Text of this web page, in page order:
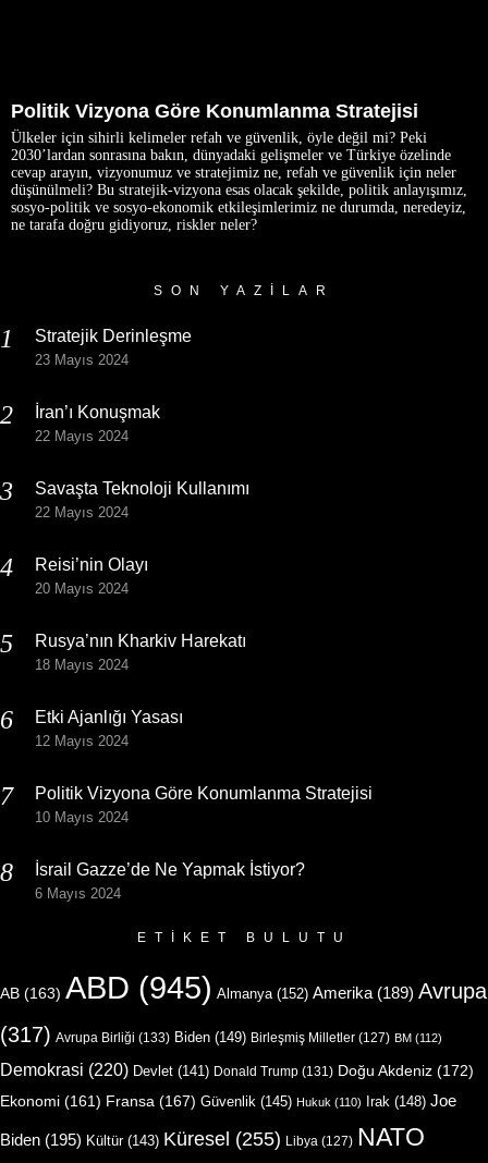
Politik Vizyona Göre Konumlanma Stratejisi
Ülkeler için sihirli kelimeler refah ve güvenlik, öyle değil mi? Peki
2030’lardan sonrasına bakın, dünyadaki gelişmeler ve Türkiye özelinde
cevap arayın, vizyonumuz ve stratejimiz ne, refah ve güvenlik için neler
düşünülmeli? Bu stratejik-vizyona esas olacak şekilde, politik anlayışımız,
sosyo-politik ve sosyo-ekonomik etkileşimlerimiz ne durumda, neredeyiz,
ne tarafa doğru gidiyoruz, riskler neler?
SON YAZILAR
Stratejik Derinleşme
23 Mayıs 2024
İran’ı Konuşmak
22 Mayıs 2024
Savaşta Teknoloji Kullanımı
22 Mayıs 2024
Reisi’nin Olayı
20 Mayıs 2024
Rusya’nın Kharkiv Harekatı
18 Mayıs 2024
Etki Ajanlığı Yasası
12 Mayıs 2024
Politik Vizyona Göre Konumlanma Stratejisi
10 Mayıs 2024
İsrail Gazze’de Ne Yapmak İstiyor?
6 Mayıs 2024
ETIKET BULUTU
AB (163) ABD (945) Almanya(152) Amerika(189) Avrupa
(317) Avrupa Birliği (133) Biden (149) Birleşmiş Milletler (127) BM (112)
Demokrasi (220) Devlet (141) Donald Trump (131) Doğu Akdeniz (172)
Ekonomi (161) Fransa (167) Güvenlik (145) Hukuk (110) Irak (148) Joe
Biden (195) Kültür(143) Küresel (255) Libya (127) NATO